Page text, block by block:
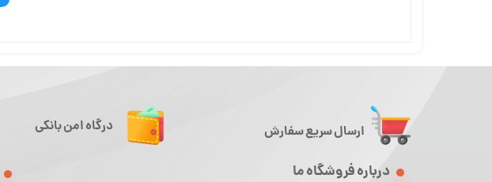
ارسال سریع سفارش
درباره فروشگاه ما
درگاه امن بانکی